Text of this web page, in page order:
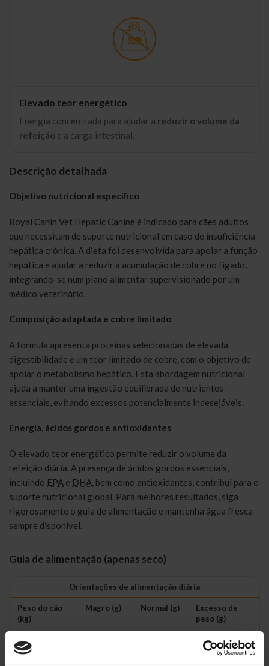
Elevado teor energético
Energia concentrada para ajudar a reduzir o volume da
refeição e a carga intestinal.
Descrição detalhada
Objetivo nutricional específico
Royal Canin Vet Hepatic Canine é indicado para cães adultos
que necessitam de suporte nutricional em caso de insuficiência
hepática crónica. A dieta foi desenvolvida para apoiar a função
hepática e ajudar a reduzir a acumulação de cobre no fígado,
integrando-se num plano alimentar supervisionado por um
médico veterinário.
Composição adaptada e cobre limitado
A fórmula apresenta proteínas selecionadas de elevada
digestibilidade e um teor limitado de cobre, com o objetivo de
apoiar o metabolismo hepático. Esta abordagem nutricional
ajuda a manter uma ingestão equilibrada de nutrientes
essenciais, evitando excessos potencialmente indesejáveis.
Energia, ácidos gordos e antioxidantes
O elevado teor energético permite reduzir o volume da
refeição diária. A presença de ácidos gordos essenciais,
incluindo EPA e DHA, bem como antioxidantes, contribui para o
suporte nutricional global. Para melhores resultados, siga
rigorosamente o guia de alimentação e mantenha água fresca
sempre disponível.
Guia de alimentação (apenas seco)
Orientações de alimentação diária
Peso do cão
(kg)
Magro (g) Normal (g)
Excesso de
peso (g)
5 82